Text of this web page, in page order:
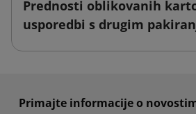
Prednosti oblikovanih
usporedbi s drugim
Primajte informacije o